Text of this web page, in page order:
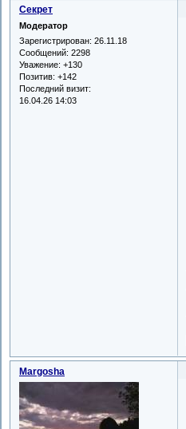
Секрет
Модератор
Зарегистрирован: 26.11.18
Сообщений: 2298
Уважение: +130
Позитив: +142
Последний визит:
16.04.26 14:03
Margosha